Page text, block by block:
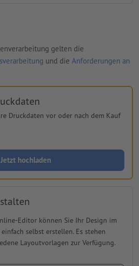
gelten die
und die Anforderungen an
Druckdaten vor oder nach dem Kauf
Jetzt hochladen
Editor können Sie Ihr Design im
selbst erstellen. Es stehen
Layoutvorlagen zur Verfügung.